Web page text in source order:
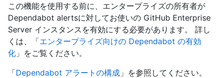
この機能を使用する前に、エンタープライズの所有者が
Dependabot alertsに対してお使いの GitHub Enterprise
Server インスタンスを有効にする必要があります。 詳し
くは、「エンタープライズ向けの Dependabot の有効
化 」をご覧ください。
「Dependabot アラートの構成 」を参照してください。